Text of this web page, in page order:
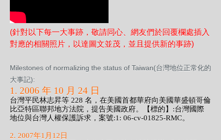
(針對以下每一大事跡，敬請同心、網友們於回覆欄處插入
對應的相關照片，以達圖文並茂，並且提供新的事跡)
Milestones of normalizing the status of Taiwan(台灣地位正常化的
大事記):
1. 2006 年 10 月 24 日
台灣平民林志昇等 228 名，在美國首都華府向美國華盛頓哥倫
比亞特區聯邦地方法院，提告美國政府。【標的】:台灣國際
地位與台灣人權保護訴求，案號:1: 06-cv-01825-RMC。
2. 2007年1月12日